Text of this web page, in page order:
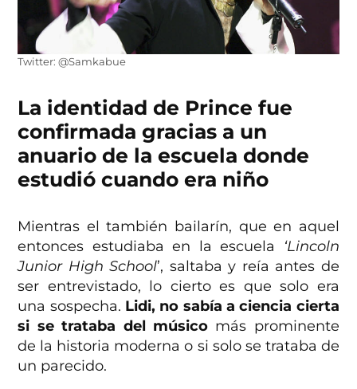
Twitter: @Samkabue
La identidad de Prince fue
confirmada gracias a un
anuario de la escuela donde
estudió cuando era niño
Mientras el también bailarín, que en aquel
entonces estudiaba en la escuela
‘Lincoln
Junior High School’, saltaba y reía antes de
ser entrevistado, lo cierto es que solo era
una sospecha. Lidi, no sabía a ciencia cierta
si se trataba del músicomás prominente
de la historia moderna o si solo se trataba de
un parecido.